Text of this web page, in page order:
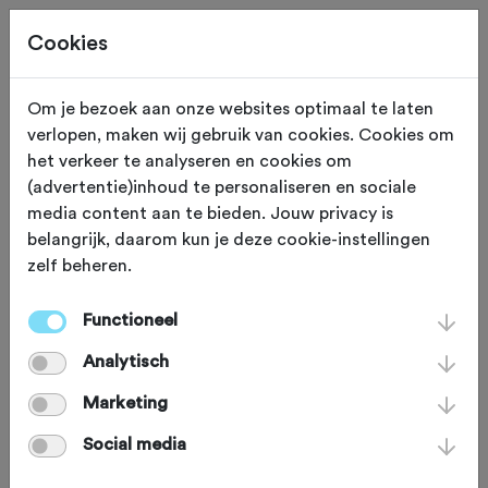
ETEN EN DRINKEN
quattro BAR
Weinig uitzichten in de omgeving van
St. Moritz zijn mooier dan het uitzicht
vanaf het terras van de quattro BAR.
En het fijne: hier kan je jezelf ook nog
eens trakteren op een drankje of een
Cookies
Om je bezoek aan onze websites optimaal te laten
verlopen, maken wij gebruik van cookies. Cookies om
het verkeer te analyseren en cookies om
(advertentie)inhoud te personaliseren en sociale
media content aan te bieden. Jouw privacy is
belangrijk, daarom kun je deze cookie-instellingen
zelf beheren.
Functioneel
Analytisch
Marketing
Social media